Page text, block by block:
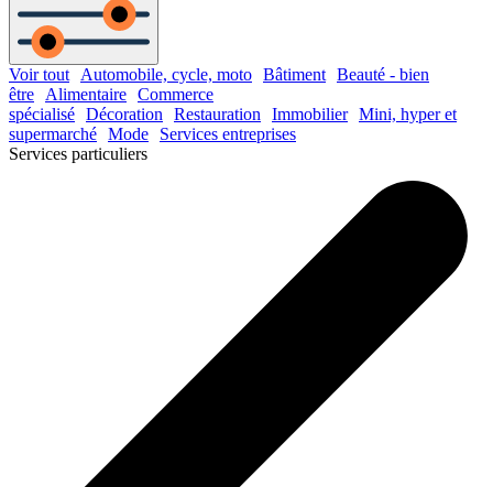
Voir tout Automobile, cycle, moto Bâtiment Beauté - bien
être Alimentaire Commerce
spécialisé Décoration Restauration Immobilier Mini, hyper et
supermarché Mode
Services entreprises
Services particuliers